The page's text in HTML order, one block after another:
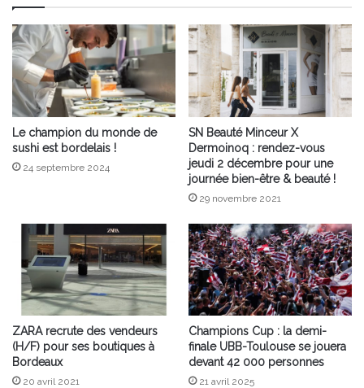
Le champion du monde de
sushi est bordelais !
24 septembre 2024
SN Beauté Minceur X
Dermoinoq : rendez-vous
jeudi 2 décembre pour une
journée bien-être & beauté !
29 novembre 2021
ZARA recrute des vendeurs
(H/F) pour ses boutiques à
Bordeaux
20 avril 2021
Champions Cup : la demi-
finale UBB-Toulouse se jouera
devant 42 000 personnes
21 avril 2025